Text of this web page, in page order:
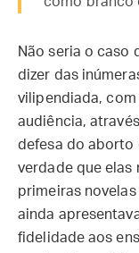
Não seria o caso
dizer das
vilipendiada,
audiência,
defesa do aborto
verdade que elas
primeiras
ainda
fidelidade aos